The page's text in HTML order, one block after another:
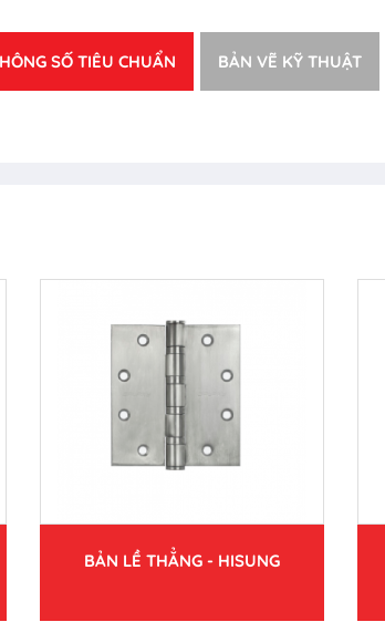
SỐ TIÊU CHUẨN BẢN VẼ KỸ THUẬT
BẢN LỀ THẲNG - HISUNG